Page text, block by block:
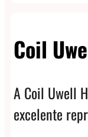
Coil
A Coil Uwell
excelente